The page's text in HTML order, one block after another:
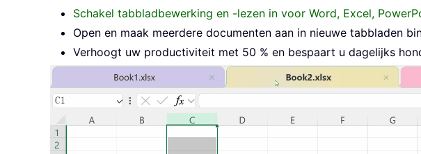
Schakel tabbladbewerking en -lezen in voor Word, Excel,
Open en maak meerdere documenten aan in nieuwe tabbladen
Verhoogt uw productiviteit met 50 % en bespaart u dagelijks